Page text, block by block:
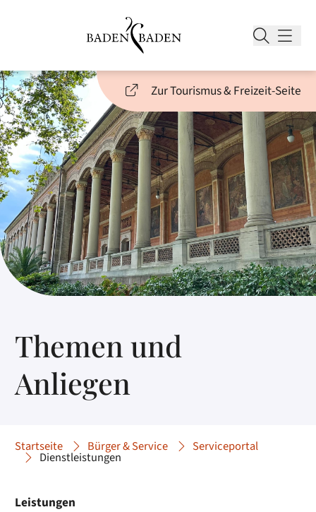
Zur Tourismus & Freizeit-Seite
Themen und
Anliegen
Startseite Bürger & Service Serviceportal
Dienstleistungen
Leistungen